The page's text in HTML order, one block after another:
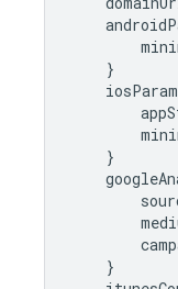
}
}
}